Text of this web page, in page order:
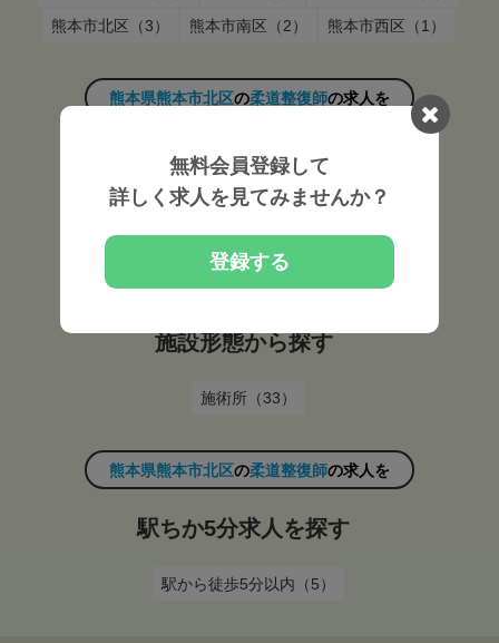
熊本市北区（3）
熊本市南区（2） 熊本市西区（1）
熊本県熊本市北区の柔道整復師の求人を
雇用形態から探す
常勤（33）
熊本県熊本市北区 の求人を
施設形態から探す
施術所（33）
熊本県熊本市北区の柔道整復師の求人を
駅ちか5分求人を探す
駅から徒歩5分以内（5）
無料会員登録して
詳しく求人を見てみませんか？
登録する